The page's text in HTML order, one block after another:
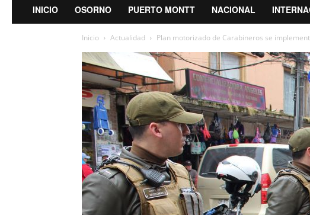
INICIO OSORNO PUERTO MONTT NACIONAL
Inicio Actualidad Plan motorizado de Carabineros se